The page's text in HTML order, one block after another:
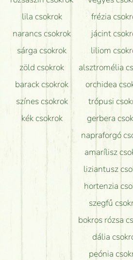
lila csokrok
narancs csokrok
sárga csokrok
zöld csokrok
barack csokrok
színes csokrok
kék csokrok
frézia
jácint
liliom
alsztromélia
orchidea
trópusi
gerbera
napraforgó
amarílisz
liziantusz
hortenzia
szegfű
bokros rózsa
dália
peónia